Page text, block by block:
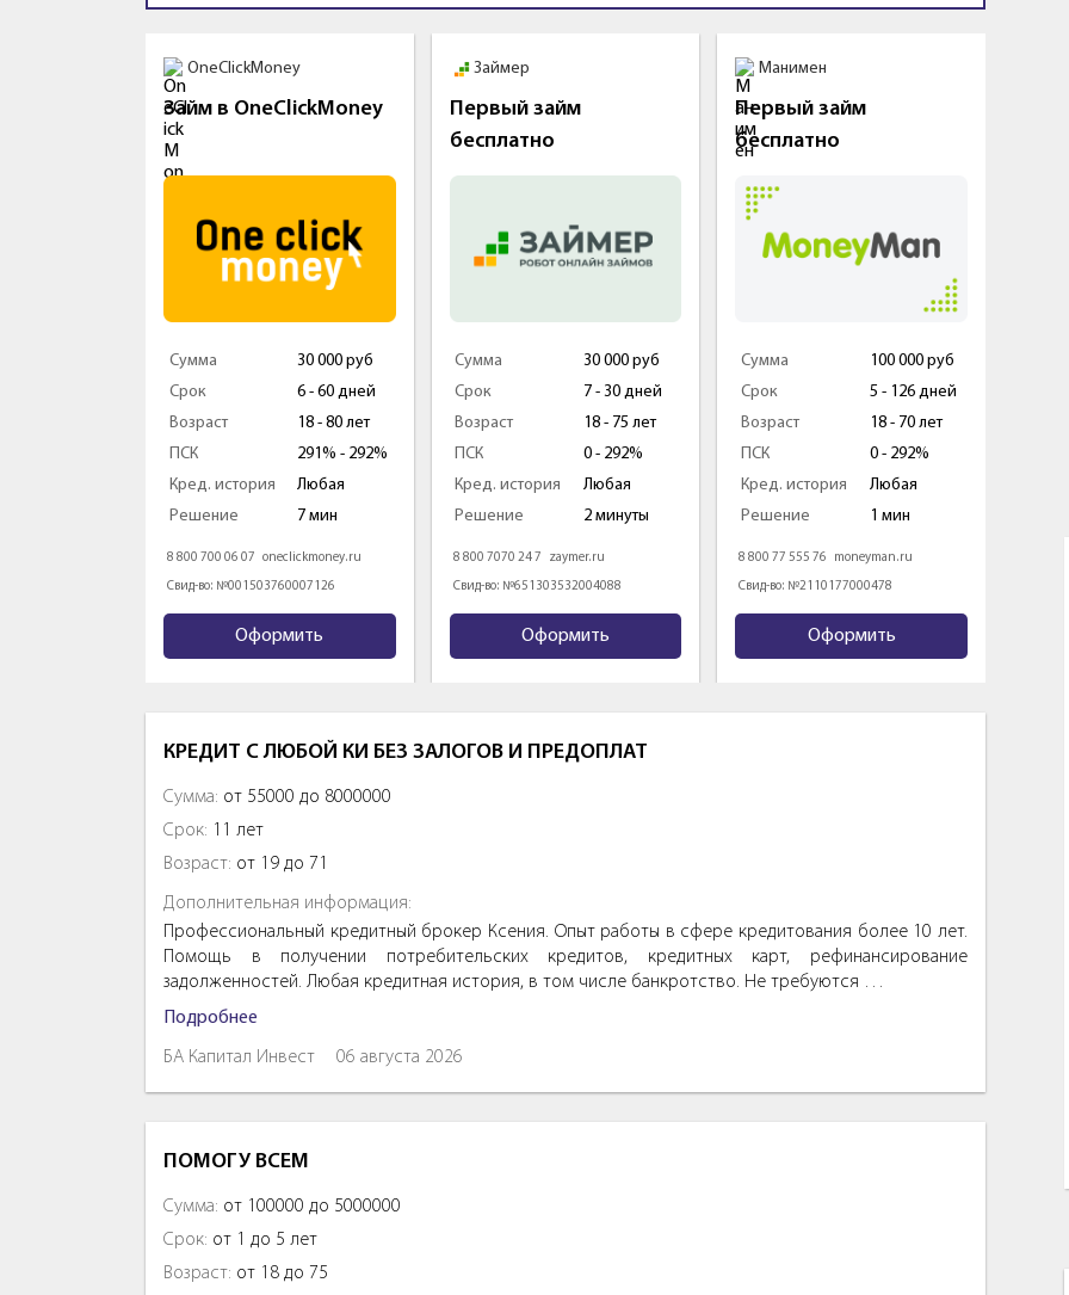
OneClickMoney
Займ в OneClickMoney
Сумма
30 000 руб
Срок
6 - 60 дней
Возраст
18 - 80 лет
ПСК
291% - 292%
Кред. история
Любая
Решение
7 мин
8 800 700 06 07 oneclickmoney.ru
Свид-во: №001503760007126
Оформить
Займер
Первый займ
бесплатно
Сумма
30 000 руб
Срок
7 - 30 дней
Возраст
18 - 75 лет
ПСК
0 - 292%
Кред. история
Любая
Решение
2 минуты
8 800 7070 24 7 zaymer.ru
Свид-во: №651303532004088
Оформить
Манимен
Первый займ
бесплатно
Сумма
100 000 руб
Срок
5 - 126 дней
Возраст
18 - 70 лет
ПСК
0 - 292%
Кред. история
Любая
Решение
1 мин
8 800 77 555 76 moneyman.ru
Свид-во: №2110177000478
Оформить
8 800
КРЕДИТ С ЛЮБОЙ КИ БЕЗ ЗАЛОГОВ И ПРЕДОПЛАТ
Сумма: от 55000 до 8000000
Срок: 11 лет
Возраст: от 19 до 71
Дополнительная информация:
Профессиональный кредитный брокер Ксения. Опыт работы в сфере кредитования более 10 лет.
Помощь в получении потребительских кредитов, кредитных карт, рефинансирование
задолженностей. Любая кредитная история, в том числе банкротство. Не требуются …
Подробнее
БА Капитал Инвест 06 августа 2026
ПОМОГУ ВСЕМ
Сумма: от 100000 до 5000000
Срок: от 1 до 5 лет
Возраст: от 18 до 75